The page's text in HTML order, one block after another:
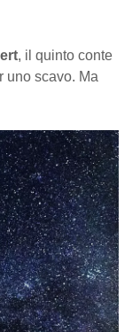
, il quinto conte
uno scavo. Ma